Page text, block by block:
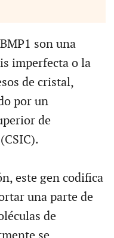
son una
imperfecta o la
de cristal,
por un
de
este gen codifica
una parte de
de